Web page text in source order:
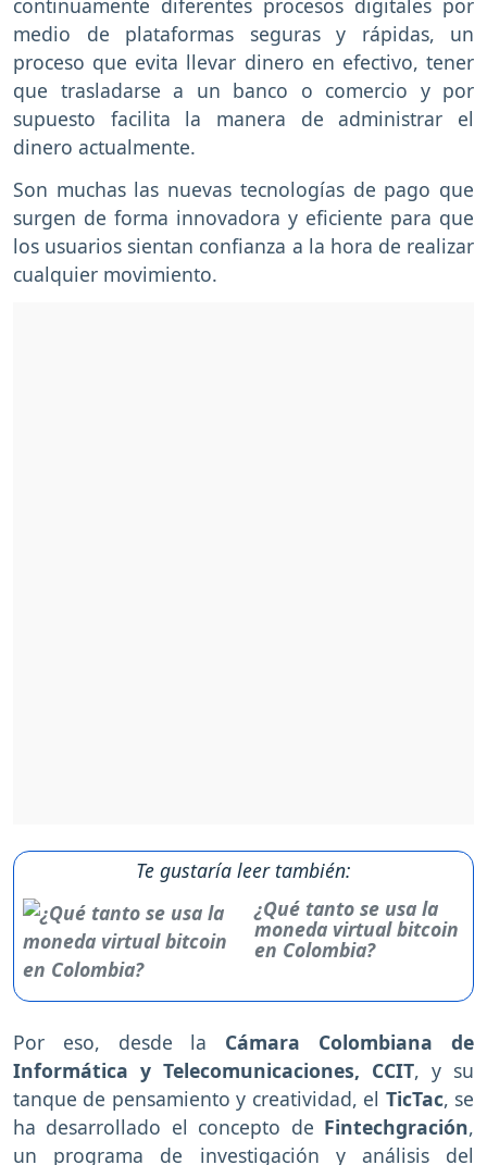
continuamente diferentes procesos digitales por
medio de plataformas seguras y rápidas, un
proceso que evita llevar dinero en efectivo, tener
que trasladarse a un banco o comercio y por
supuesto facilita la manera de administrar el
dinero actualmente.
Son muchas las nuevas tecnologías de pago que
surgen de forma innovadora y eficiente para que
los usuarios sientan confianza a la hora de realizar
cualquier movimiento.
Te gustaría leer también:
¿Qué tanto se usa la
moneda virtual bitcoin
en Colombia?
Por eso, desde la Cámara Colombiana de
Informática y Telecomunicaciones, CCIT, y su
tanque de pensamiento y creatividad, el TicTac, se
ha desarrollado el concepto de Fintechgración,
un programa de investigación y análisis del